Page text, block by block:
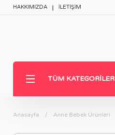
HAKKIMIZDA İLETİŞİM
TÜM KATEGORILER
Anasayfa Anne Bebek Ürünleri